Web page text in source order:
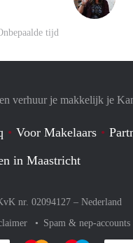
tijd
verhuur je makkelijk je
Voor Makelaars
in Maastricht
nr. 02094127 – Nederland
Spam & nep-accounts